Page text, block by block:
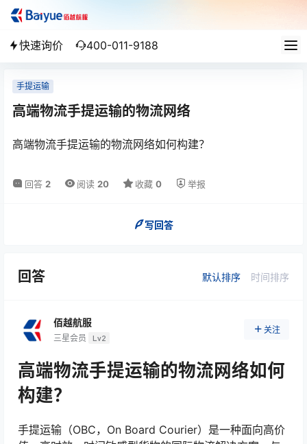
快速询价 400-011-9188
手提运输
高端物流手提运输的物流网络
高端物流手提运输的物流网络如何构建？
回答 2 阅读 20 收藏 0 举报
写回答
回答 默认排序 时间排序
佰越航服
三星会员 Lv2
关注
高端物流手提运输的物流网络如何
构建？
手提运输（OBC，On Board Courier）是一种面向高价